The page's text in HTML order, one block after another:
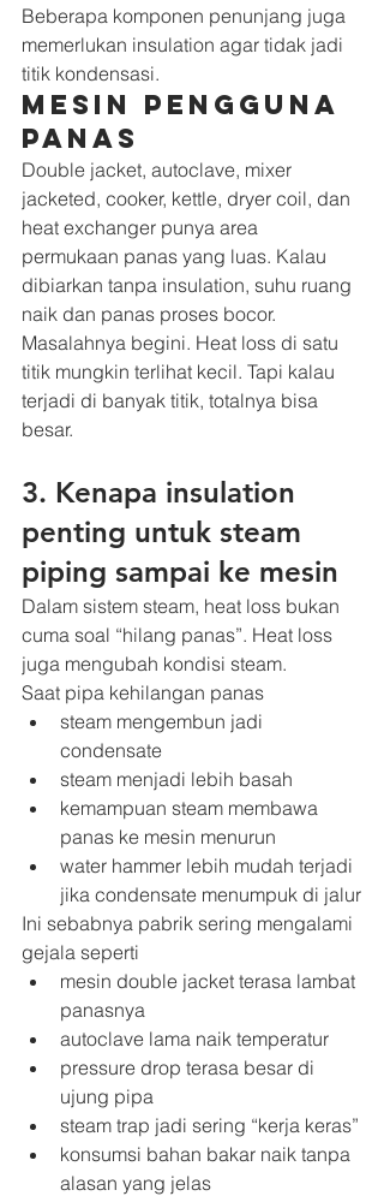
Beberapa komponen penunjang juga
memerlukan insulation agar tidak jadi
titik kondensasi.
Mesin pengguna
panas
Double jacket, autoclave, mixer
jacketed, cooker, kettle, dryer coil, dan
heat exchanger punya area
permukaan panas yang luas. Kalau
dibiarkan tanpa insulation, suhu ruang
naik dan panas proses bocor.
Masalahnya begini. Heat loss di satu
titik mungkin terlihat kecil. Tapi kalau
terjadi di banyak titik, totalnya bisa
besar.
3. Kenapa insulation
penting untuk steam
piping sampai ke mesin
Dalam sistem steam, heat loss bukan
cuma soal “hilang panas”. Heat loss
juga mengubah kondisi steam.
Saat pipa kehilangan panas
steam mengembun jadi
condensate
steam menjadi lebih basah
kemampuan steam membawa
panas ke mesin menurun
water hammer lebih mudah terjadi
jika condensate menumpuk di jalur
Ini sebabnya pabrik sering mengalami
gejala seperti
mesin double jacket terasa lambat
panasnya
autoclave lama naik temperatur
pressure drop terasa besar di
ujung pipa
steam trap jadi sering “kerja keras”
konsumsi bahan bakar naik tanpa
alasan yang jelas